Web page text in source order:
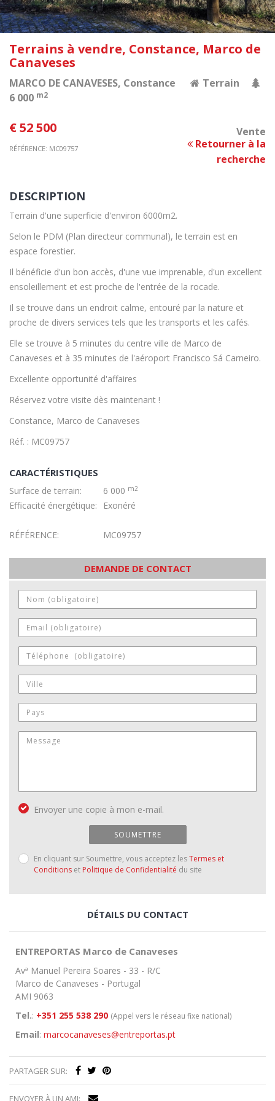
Terrains à vendre, Constance, Marco de
Canaveses
MARCO DE CANAVESES, Constance
Terrain
6 000 m2
€ 52 500 Vente
RÉFÉRENCE: MC09757
Retourner à la
recherche
DESCRIPTION
Terrain d'une superficie d'environ 6000m2.
Selon le PDM (Plan directeur communal), le terrain est en
espace forestier.
Il bénéficie d'un bon accès, d'une vue imprenable, d'un excellent
ensoleillement et est proche de l'entrée de la rocade.
Il se trouve dans un endroit calme, entouré par la nature et
proche de divers services tels que les transports et les cafés.
Elle se trouve à 5 minutes du centre ville de Marco de
Canaveses et à 35 minutes de l'aéroport Francisco Sá Carneiro.
Excellente opportunité d'affaires
Réservez votre visite dès maintenant !
Constance, Marco de Canaveses
Réf. : MC09757
CARACTÉRISTIQUES
Surface de terrain: 6 000 m2
Efficacité énergétique: Exonéré
RÉFÉRENCE: MC09757
DEMANDE DE CONTACT
Envoyer une copie à mon e-mail.
SOUMETTRE
En cliquant sur Soumettre, vous acceptez lesTermes et
Conditions et Politique de Confidentialité du site
DÉTAILS DU CONTACT
ENTREPORTAS Marco de Canaveses
Avª Manuel Pereira Soares - 33 - R/C
Marco de Canaveses - Portugal
AMI 9063
Tel.: +351 255 538 290 (Appel vers le réseau fixe national)
Email: marcocanaveses@entreportas.pt
PARTAGER SUR:
ENVOYER À UN AMI: